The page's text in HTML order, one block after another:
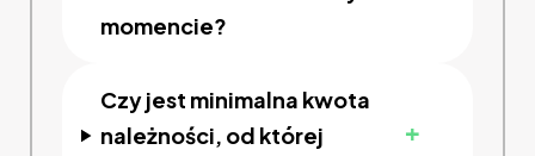
momencie?
Czy jest minimalna kwota
należności, od której
+